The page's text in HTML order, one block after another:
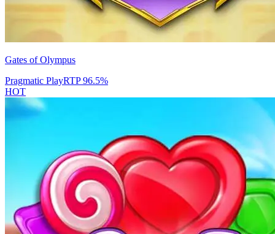
Gates of Olympus
Pragmatic PlayRTP96.5%
HOT